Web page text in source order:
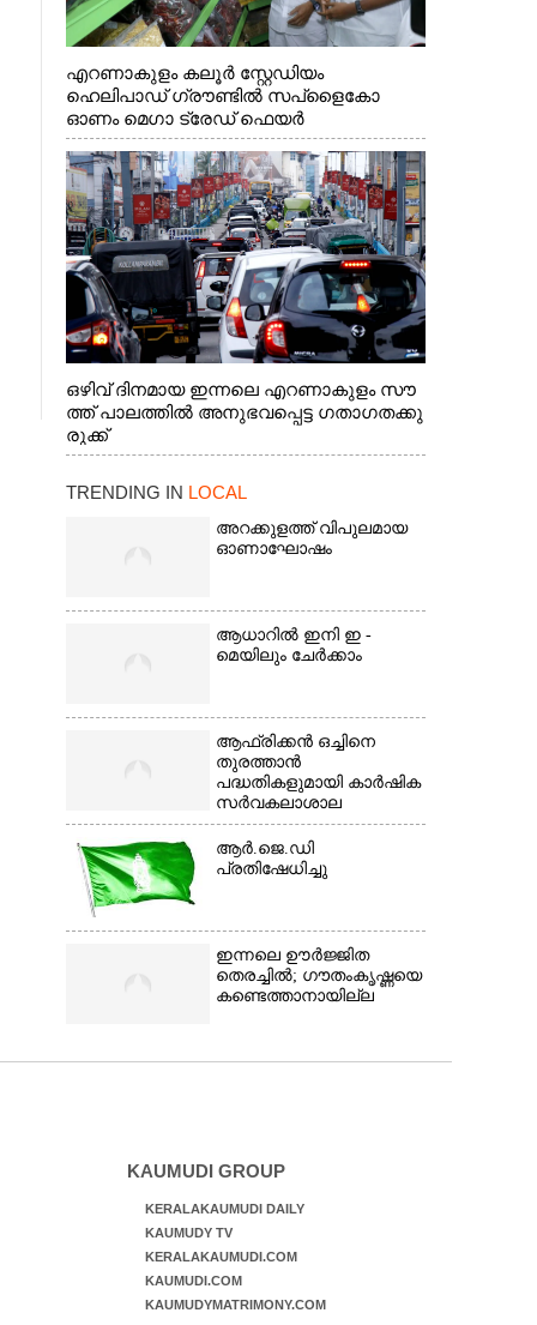
എറണാകുളം കലൂർ സ്റ്റേഡിയം
ഹെലിപാഡ് ഗ്രൗണ്ടിൽ സപ്ളൈകോ
ഓണം മെഗാ ട്രേഡ് ഫെയർ
സംസ്ഥാനതല ഉദ്ഘാടനം നിർവഹിച്ച്
സ്റ്റാൾ സന്ദർശിക്കുന്ന മുഖ്യമന്ത്രി വി.ഡി.
സതീശൻ. മന്ത്രി അനൂപ് ജേക്കബ് സമീപം
ഒഴിവ് ദിനമായ ഇന്നലെ എറണാകുളം സൗ
ത്ത് പാലത്തിൽ അനുഭവപ്പെട്ട ഗതാഗതക്കു
രുക്ക്
TRENDING IN LOCAL
അറക്കുളത്ത് വിപുലമായ
ഓണാഘോഷം
ആധാറിൽ ഇനി ഇ -
മെയിലും ചേർക്കാം
ആഫ്രിക്കൻ ഒച്ചിനെ
തുരത്താൻ
പദ്ധതികളുമായി കാർഷിക
സർവകലാശാല
ആർ.ജെ.ഡി
പ്രതിഷേധിച്ചു
ഇന്നലെ ഊർജ്ജിത
തെരച്ചിൽ; ഗൗതംകൃഷ്ണയെ
കണ്ടെത്താനായില്ല
KAUMUDI GROUP
KERALAKAUMUDI DAILY
KAUMUDY TV
KERALAKAUMUDI.COM
KAUMUDI.COM
KAUMUDYMATRIMONY.COM